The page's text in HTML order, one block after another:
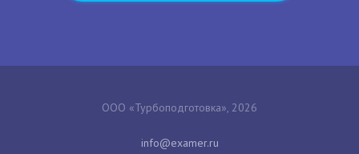
ООО «Турбоподготовка», 2026